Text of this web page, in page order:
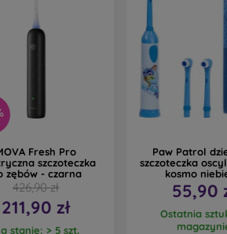
Fresh Pro
szczoteczka
zębów - czarna
426,90 zł
211,90 zł
stanie: > 5 szt.
Paw Patrol
szczoteczka
kosmo
55,90
Ostatnia